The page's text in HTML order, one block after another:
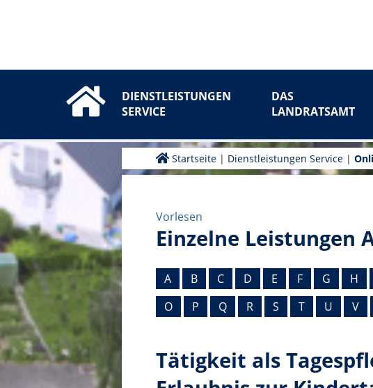
DIENSTLEISTUNGEN
SERVICE
DAS
LANDRATSAMT
Startseite | Dienstleistungen Service |
Vorlesen
Einzelne Leistungen
A B C D E F G H
O
P Q R S T U V
Tätigkeit als